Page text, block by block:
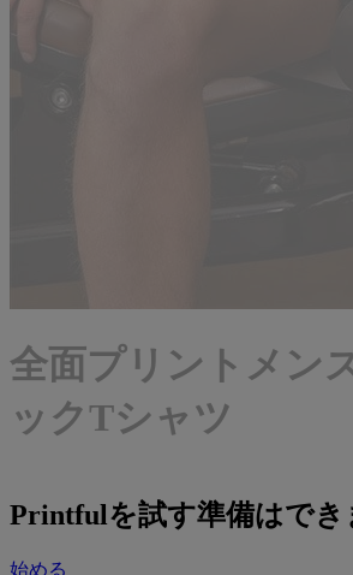
全面プリントメン
ックTシャツ
Printfulを試す準備はでき
始める